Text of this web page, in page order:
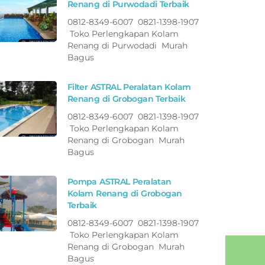
Renang di Purwodadi Terbaik
0812-8349-6007 0821-1398-1907
Toko Perlengkapan Kolam
Renang di Purwodadi Murah
Bagus
Filter ASTRAL Peralatan Kolam
Renang di Grobogan Terbaik
0812-8349-6007 0821-1398-1907
Toko Perlengkapan Kolam
Renang di Grobogan Murah
Bagus
Pompa ASTRAL Peralatan
Kolam Renang di Grobogan
Terbaik
0812-8349-6007 0821-1398-1907
Toko Perlengkapan Kolam
Renang di Grobogan Murah
Bagus